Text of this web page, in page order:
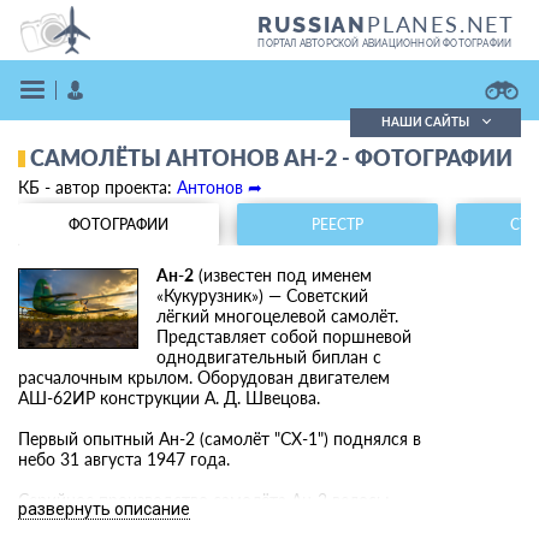
RUSSIANPLANES.NET
ПОРТАЛ АВТОРСКОЙ АВИАЦИОННОЙ ФОТОГРАФИИ
ВОЙТИ
ЗАРЕГИСТРИРОВАТЬСЯ
Поиск фотографий
Поиск в реестре
НАШИ САЙТЫ
САМОЛЁТЫ АНТОНОВ АН-2 - ФОТОГРАФИИ
КБ - автор проекта: Антонов ➦
ФОТОГРАФИИ РЕЕСТР
Ан-2 (известен под именем
«Кукурузник») — Советский
лёгкий многоцелевой самолёт.
Представляет собой поршневой
однодвигательный биплан с
расчалочным крылом. Оборудован двигателем
АШ-62ИР конструкции А. Д. Швецова.
Первый опытный Ан-2 (самолёт "СХ-1") поднялся в
небо 31 августа 1947 года.
Серийное производство самолёта Ан-2 велось:
1949—1963 — на авиационном заводе № 473 в
развернуть описание